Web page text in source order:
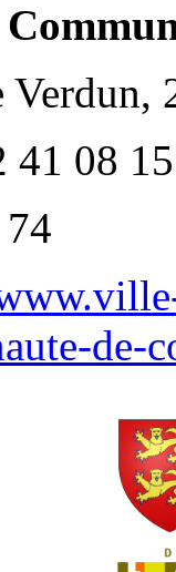
Verdun,
41 08 15
de-